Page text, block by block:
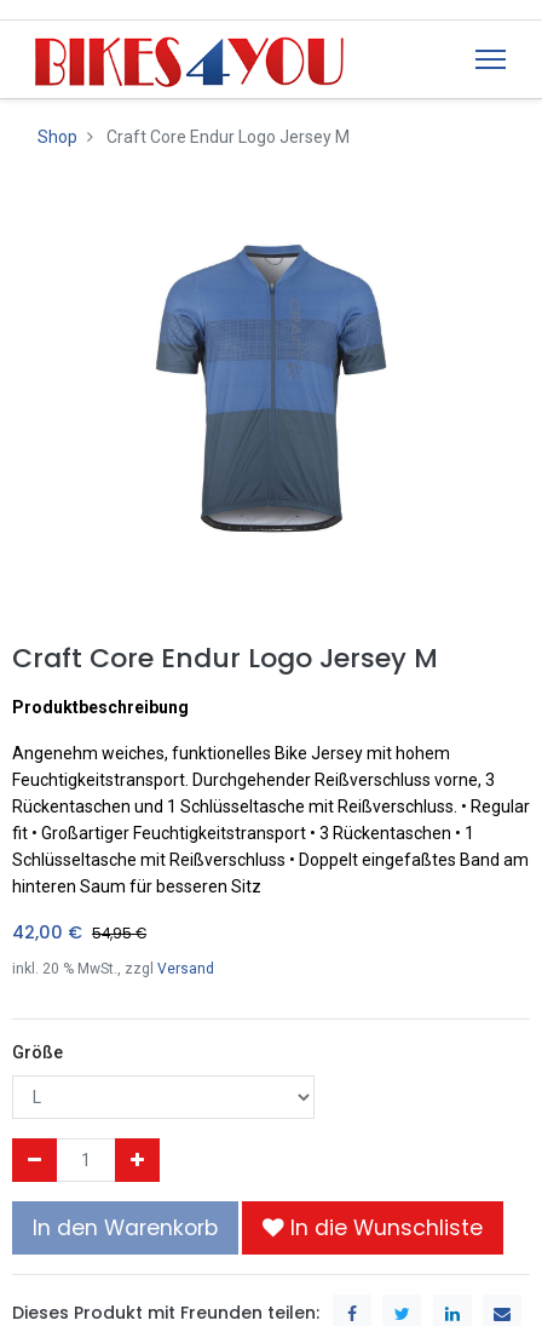
Shop Craft Core Endur Logo Jersey M
Craft Core Endur Logo Jersey M
Produktbeschreibung
Angenehm weiches, funktionelles Bike Jersey mit hohem
Feuchtigkeitstransport. Durchgehender Reißverschluss vorne, 3
Rückentaschen und 1 Schlüsseltasche mit Reißverschluss. • Regular
fit • Großartiger Feuchtigkeitstransport • 3 Rückentaschen • 1
Schlüsseltasche mit Reißverschluss • Doppelt eingefaßtes Band am
hinteren Saum für besseren Sitz
42,00 € 54,95€
inkl. 20 % MwSt., zzgl Versand
Größe
In den Warenkorb In die Wunschliste
Dieses Produkt mit Freunden teilen: